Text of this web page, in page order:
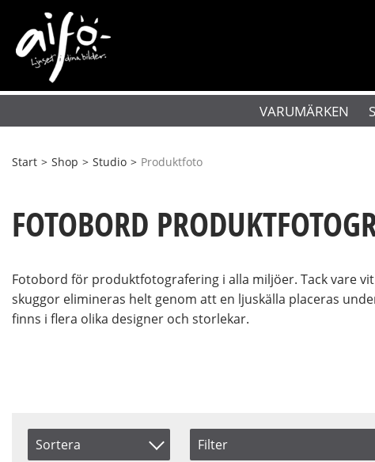
VARUMÄRKEN
Start > Shop > Studio > Produktfoto
FOTOBORD
Fotobord för produktfotografering i alla miljöer. Tack vare
skuggor elimineras helt genom att en ljuskälla placeras
finns i flera olika designer och storlekar.
Sortera Filter